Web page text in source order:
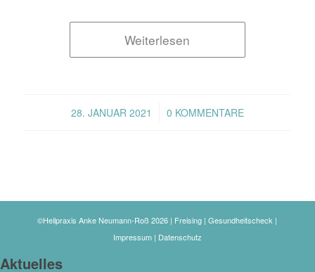
Weiterlesen
28. JANUAR 2021
/ 0 KOMMENTARE
©Heilpraxis Anke Neumann-Roß 2026 | Freising | Gesundheitscheck |
Impressum| Datenschutz
Aktuelles